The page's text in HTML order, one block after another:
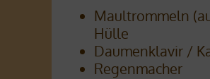
Maultrommeln
Hülle
Daumenklavir /
Regenmacher